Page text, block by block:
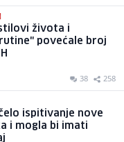
života i
povećale broj
38 258
ispitivanje nove
i mogla bi imati